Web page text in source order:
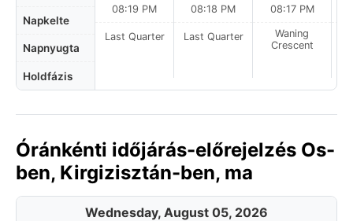
Napkelte
Napnyugta
Holdfázis
08:19 PM
Last Quarter
08:18 PM
Last Quarter
08:17 PM
Waning
Crescent
Óránkénti időjárás-előrejelzés Os-
ben, Kirgizisztán-ben, ma
Wednesday, August 05, 2026